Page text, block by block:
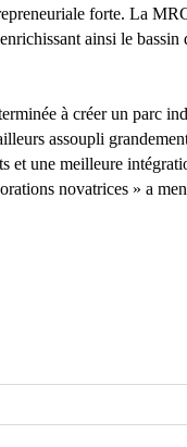
forte. La
ainsi le
à créer un parc
assoupli
et une meilleure
novatrices » a